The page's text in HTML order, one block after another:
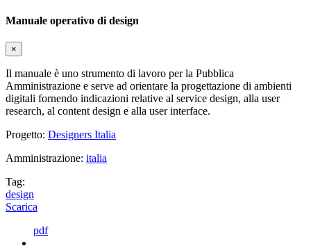
Manuale operativo di design
×
Il manuale è uno strumento di lavoro per la Pubblica
Amministrazione e serve ad orientare la progettazione di ambienti
digitali fornendo indicazioni relative al service design, alla user
research, al content design e alla user interface.
Progetto: Designers Italia
Amministrazione: italia
Tag:
design
Scarica
pdf